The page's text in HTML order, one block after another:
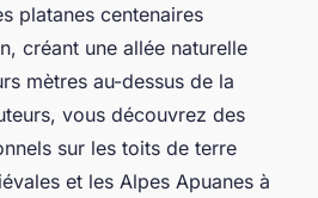
platanes centenaires
créant une allée naturelle
mètres au-dessus de la
vous découvrez des
sur les toits de terre
et les Alpes Apuanes à